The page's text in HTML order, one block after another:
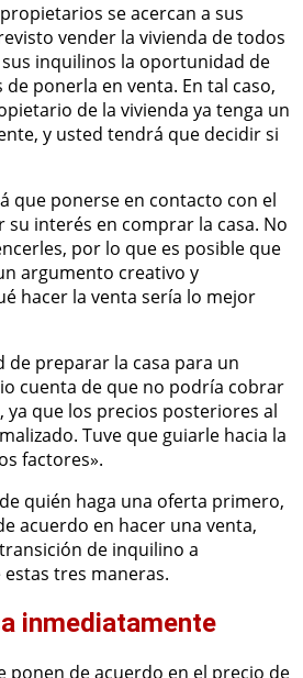
se acercan a sus
vender la vivienda de todos
inquilinos la oportunidad de
ponerla en venta. En tal caso,
de la vivienda ya tenga un
y usted tendrá que decidir si
que ponerse en contacto con el
interés en comprar la casa. No
por lo que es posible que
argumento creativo y
hacer la venta sería lo mejor
de preparar la casa para un
cuenta de que no podría cobrar
ya que los precios posteriores al
Tuve que guiarle hacia la
factores».
quién haga una oferta primero,
acuerdo en hacer una venta,
de inquilino a
tres maneras.
inmediatamente
ponen de acuerdo en el precio de